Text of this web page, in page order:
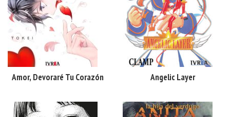
Amor, Devoraré Tu Corazón Angelic Layer